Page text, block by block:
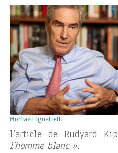
Michael Ignatieff.
l’article de Rudyard
l’homme blanc ».